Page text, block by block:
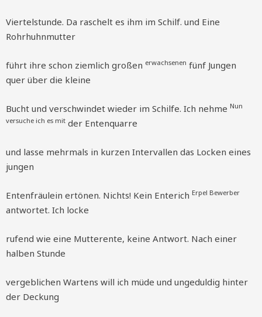
Viertelstunde. Da raschelt es ihm im Schilf. und Eine
Rohrhuhnmutter
führt ihre schon ziemlich großen erwachsenen fünf Jungen
quer über die kleine
Bucht und verschwindet wieder im Schilfe. Ich nehme Nun
versuche ich es mit der Entenquarre
und lasse mehrmals in kurzen Intervallen das Locken eines
jungen
Entenfräulein ertönen. Nichts! Kein Enterich Erpel Bewerber
antwortet. Ich locke
rufend wie eine Mutterente, keine Antwort. Nach einer
halben Stunde
vergeblichen Wartens will ich müde und ungeduldig hinter
der Deckung